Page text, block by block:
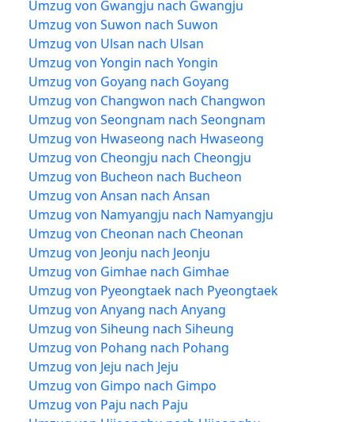
Umzug von Gwangju nach Gwangju
Umzug von Suwon nach Suwon
Umzug von Ulsan nach Ulsan
Umzug von Yongin nach Yongin
Umzug von Goyang nach Goyang
Umzug von Changwon nach Changwon
Umzug von Seongnam nach Seongnam
Umzug von Hwaseong nach Hwaseong
Umzug von Cheongju nach Cheongju
Umzug von Bucheon nach Bucheon
Umzug von Ansan nach Ansan
Umzug von Namyangju nach Namyangju
Umzug von Cheonan nach Cheonan
Umzug von Jeonju nach Jeonju
Umzug von Gimhae nach Gimhae
Umzug von Pyeongtaek nach Pyeongtaek
Umzug von Anyang nach Anyang
Umzug von Siheung nach Siheung
Umzug von Pohang nach Pohang
Umzug von Jeju nach Jeju
Umzug von Gimpo nach Gimpo
Umzug von Paju nach Paju